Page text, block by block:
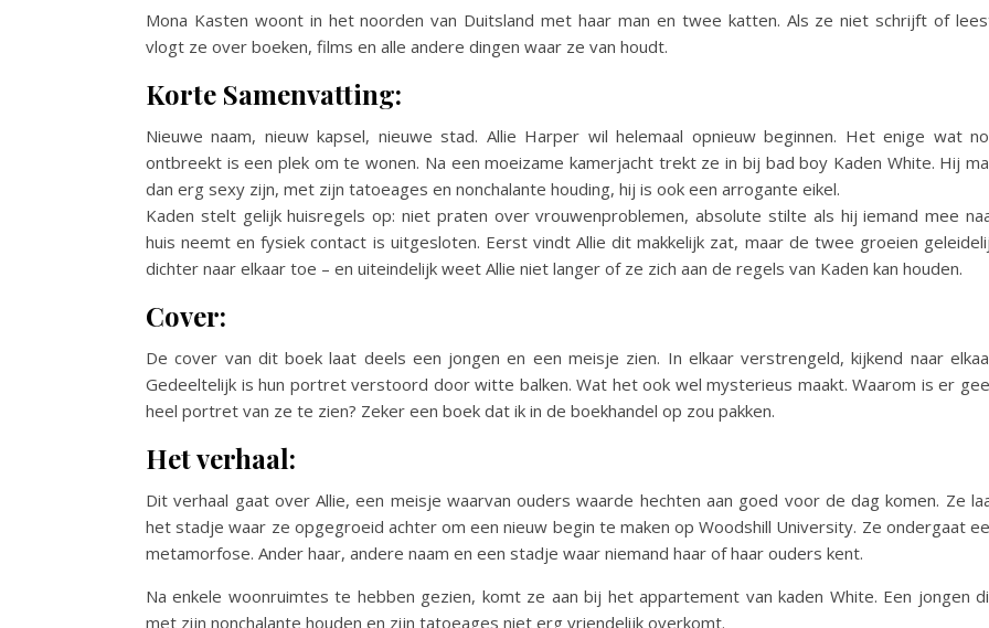
Mona Kasten woont in het noorden van Duitsland met haar man en twee katten. Als ze niet schrijft of
vlogt ze over boeken, films en alle andere dingen waar ze van houdt.
Korte Samenvatting:
Nieuwe naam, nieuw kapsel, nieuwe stad. Allie Harper wil helemaal opnieuw beginnen. Het enige wat
ontbreekt is een plek om te wonen. Na een moeizame kamerjacht trekt ze in bij bad boy Kaden White. Hij
dan erg sexy zijn, met zijn tatoeages en nonchalante houding, hij is ook een arrogante eikel.
Kaden stelt gelijk huisregels op: niet praten over vrouwenproblemen, absolute stilte als hij iemand mee
huis neemt en fysiek contact is uitgesloten. Eerst vindt Allie dit makkelijk zat, maar de twee groeien
dichter naar elkaar toe – en uiteindelijk weet Allie niet langer of ze zich aan de regels van Kaden kan houden.
Cover:
De cover van dit boek laat deels een jongen en een meisje zien. In elkaar verstrengeld, kijkend naar
Gedeeltelijk is hun portret verstoord door witte balken. Wat het ook wel mysterieus maakt. Waarom is er
heel portret van ze te zien? Zeker een boek dat ik in de boekhandel op zou pakken.
Het verhaal:
Dit verhaal gaat over Allie, een meisje waarvan ouders waarde hechten aan goed voor de dag komen. Ze
het stadje waar ze opgegroeid achter om een nieuw begin te maken op Woodshill University. Ze ondergaat
metamorfose. Ander haar, andere naam en een stadje waar niemand haar of haar ouders kent.
Na enkele woonruimtes te hebben gezien, komt ze aan bij het appartement van kaden White. Een jongen
met zijn nonchalante houden en zijn tatoeages niet erg vriendelijk overkomt.